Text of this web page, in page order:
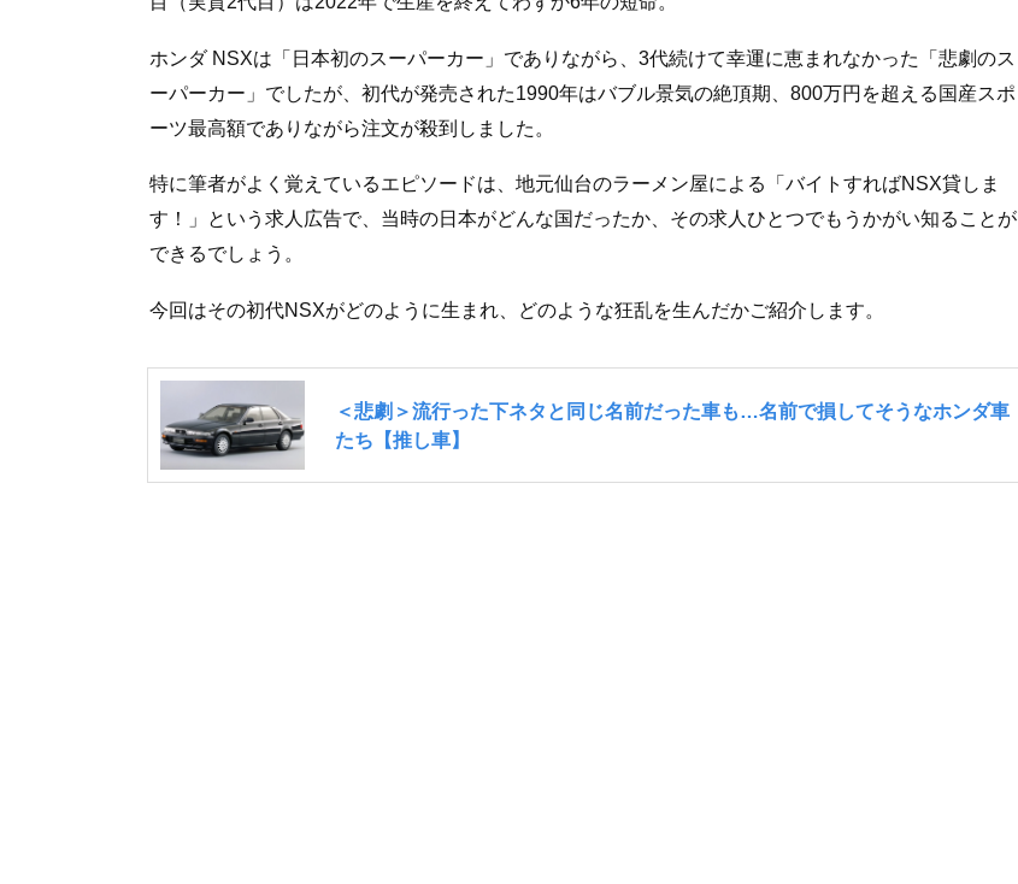
ホンダ NSXは「日本初のスーパーカー」でありながら、3代続けて幸運に恵まれなかった「悲劇のス
ーパーカー」でしたが、初代が発売された1990年はバブル景気の絶頂期、800万円を超える国産スポ
ーツ最高額でありながら注文が殺到しました。
特に筆者がよく覚えているエピソードは、地元仙台のラーメン屋による「バイトすればNSX貸しま
す！」という求人広告で、当時の日本がどんな国だったか、その求人ひとつでもうかがい知ることが
できるでしょう。
今回はその初代NSXがどのように生まれ、どのような狂乱を生んだかご紹介します。